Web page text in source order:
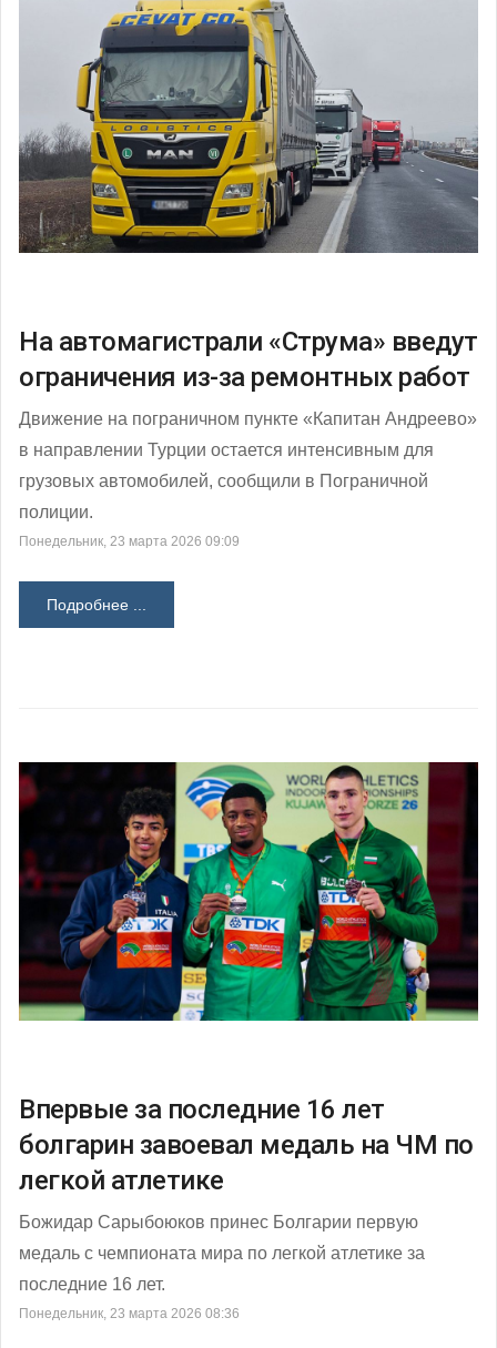
На автомагистрали «Струма» введут
ограничения из-за ремонтных работ
Движение на пограничном пункте «Капитан Андреево»
в направлении Турции остается интенсивным для
грузовых автомобилей, сообщили в Пограничной
полиции.
Понедельник, 23 марта 2026 09:09
Подробнее ...
Впервые за последние 16 лет
болгарин завоевал медаль на ЧМ по
легкой атлетике
Божидар Сарыбоюков принес Болгарии первую
медаль с чемпионата мира по легкой атлетике за
последние 16 лет.
Понедельник, 23 марта 2026 08:36